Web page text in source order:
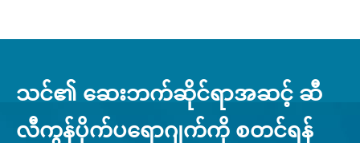
သင်၏ ဆေးဘက်ဆိုင်ရာအဆင့် ဆီ
လီကွန်ပိုက်ပရောဂျက်ကို စတင်ရန်